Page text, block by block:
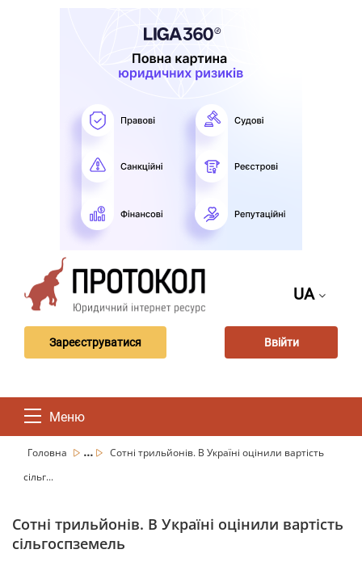
UA
Зареєструватися Ввійти
Меню
Головна ...
Сотні трильйонів. В Україні оцінили вартість
сільг...
Сотні трильйонів. В Україні оцінили вартість
сільгоспземель